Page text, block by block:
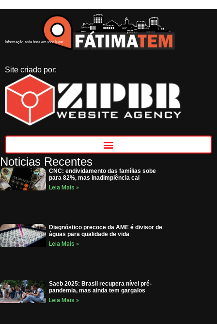
Informação, toda hora em todo lugar
Site criado por:
Noticias Recentes
CNC: endividamento das famílias sobe
para 82%, mas inadimplência cai
Leia Mais »
Diagnóstico precoce da AME é divisor de
águas para qualidade de vida
Leia Mais »
Saeb 2025: Brasil recupera nível pré-
pandemia, mas ainda tem gargalos
Leia Mais »